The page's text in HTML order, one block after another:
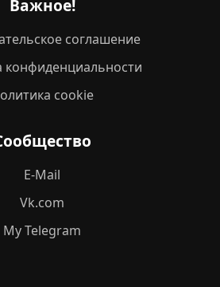
Важное!
соглашение
конфиденциальности
cookie
E-Mail
Vk.com
My Telegram